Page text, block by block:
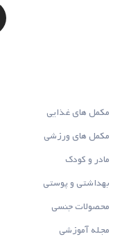
مکمل های غذایی
مکمل های ورزشی
مادر و کودک
بهداشتی و پوستی
محصولات جنسی
مجله آموزشی